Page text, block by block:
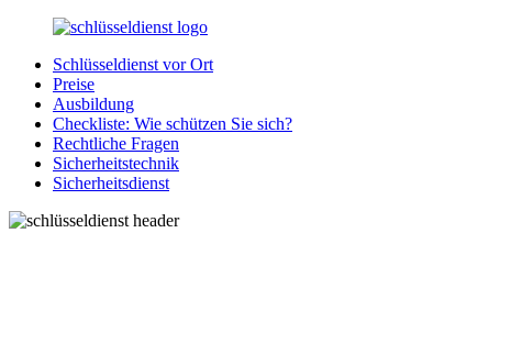
Zurück
Inhalt
SchluesseldienstDirekt.de
Ihre
Notlage
wird
gelöst!
Schlüsseldienst vor Ort
Preise
Ausbildung
Checkliste: Wie schützen Sie sich?
Rechtliche Fragen
Sicherheitstechnik
Sicherheitsdienst